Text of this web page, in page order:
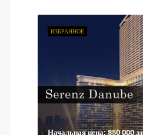
ИЗБРАННОЕ
Начальная цена: 850 000